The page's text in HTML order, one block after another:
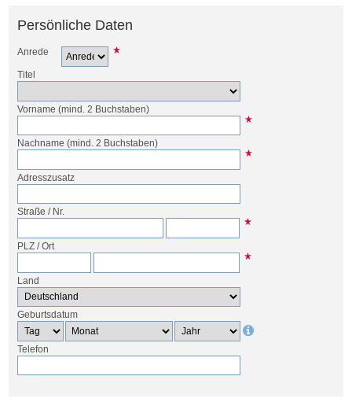
Persönliche Daten
Anrede
Titel
Vorname (mind. 2 Buchstaben)
Nachname (mind. 2 Buchstaben)
Adresszusatz
Straße / Nr.
PLZ/Ort
Land
Geburtsdatum
Telefon